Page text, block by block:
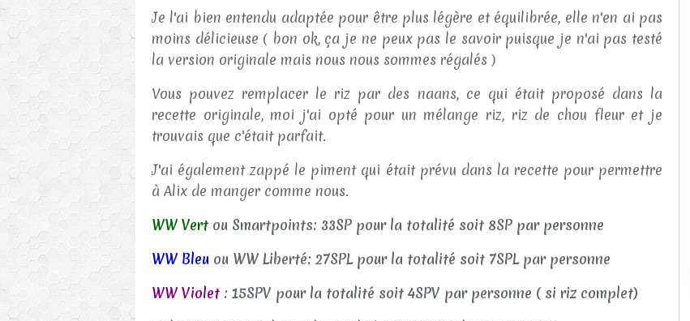
Je l'ai bien entendu adaptée pour être plus légère et équilibrée, elle n'en ai pas
moins délicieuse ( bon ok, ça je ne peux pas le savoir puisque je n'ai pas testé
la version originale mais nous nous sommes régalés )
Vous pouvez remplacer le riz par des naans, ce qui était proposé dans la
recette originale, moi j'ai opté pour un mélange riz, riz de chou fleur et je
trouvais que c'était parfait.
J'ai également zappé le piment qui était prévu dans la recette pour permettre
à Alix de manger comme nous.
WW Vert ou Smartpoints: 33SP pour la totalité soit 8SP par personne
WW Bleu ou WW Liberté: 27SPL pour la totalité soit 7SPL par personne
WW Violet : 15SPV pour la totalité soit 4SPV par personne ( si riz complet)